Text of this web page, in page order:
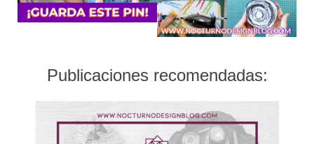
Publicaciones recomendadas: